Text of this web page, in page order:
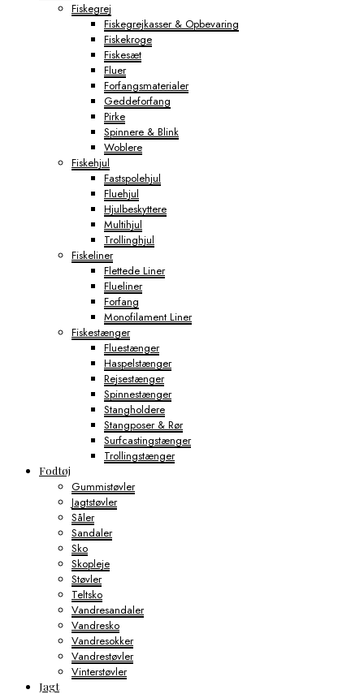
Fiskegrej
Fiskegrejkasser & Opbevaring
Fiskekroge
Fiskesæt
Fluer
Forfangsmaterialer
Geddeforfang
Pirke
Spinnere & Blink
Woblere
Fiskehjul
Fastspolehjul
Fluehjul
Hjulbeskyttere
Multihjul
Trollinghjul
Fiskeliner
Flettede Liner
Flueliner
Forfang
Monofilament Liner
Fiskestænger
Fluestænger
Haspelstænger
Rejsestænger
Spinnestænger
Stangholdere
Stangposer & Rør
Surfcastingstænger
Trollingstænger
Fodtøj
Gummistøvler
Jagtstøvler
Såler
Sandaler
Sko
Skopleje
Støvler
Teltsko
Vandresandaler
Vandresko
Vandresokker
Vandrestøvler
Vinterstøvler
Jagt